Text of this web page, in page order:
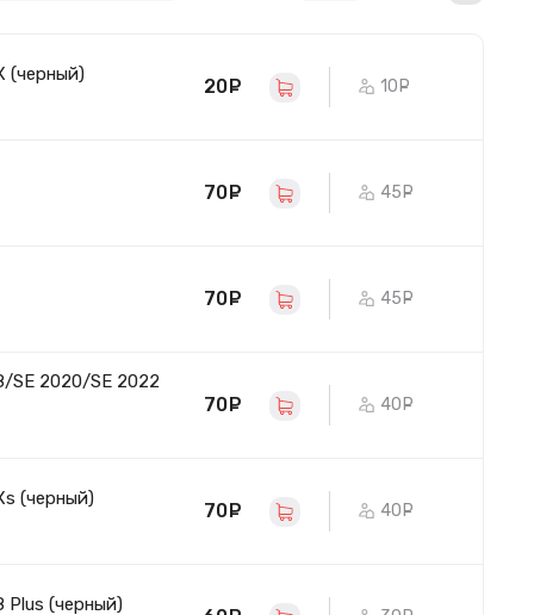
(черный)
20 руб. 10
70 руб. 45
70 руб. 45
SE 2020/SE 2022
70 руб. 40
(черный)
70 руб. 40
Plus (черный)